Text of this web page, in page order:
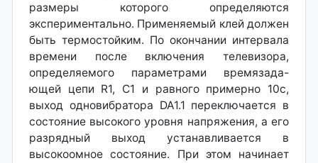
размеры которого определяются
экспериментально. Применяемый клей должен
быть термостойким. По окончании интервала
времени после включения телевизора,
определяемого параметрами времязада-
ющей цепи R1, С1 и равного примерно 10с,
выход одновибратора DA1.1 переключается в
состояние высокого уровня напряжения, а его
разрядный выход устанавливается в
высокоомное состояние. При этом начинает